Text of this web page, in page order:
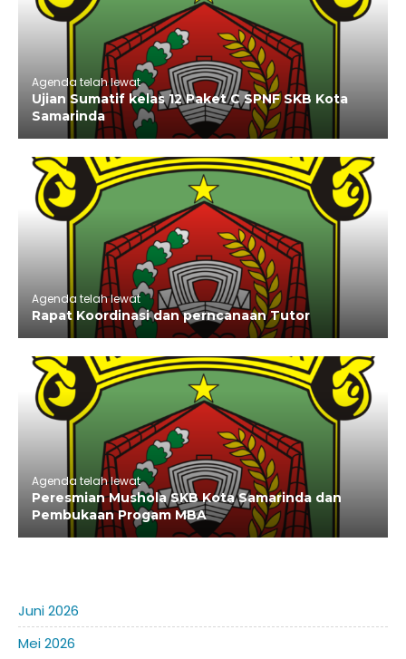
Agenda telah lewat
Ujian Sumatif kelas 12 Paket C SPNF SKB Kota
Samarinda
Agenda telah lewat
Rapat Koordinasi dan perncanaan Tutor
Agenda telah lewat
Peresmian Mushola SKB Kota Samarinda dan
Pembukaan Progam MBA
Juni 2026
Mei 2026